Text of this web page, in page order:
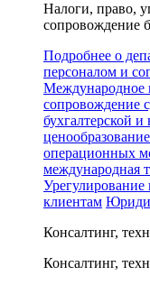
Налоги, право,
сопровождение
Подробнее о
персоналом и
Международное
сопровождение
бухгалтерской
операционных
международная
Урегулирование
клиентам
Консалтинг,
Консалтинг,